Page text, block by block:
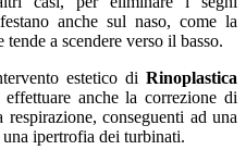
anche sul naso, come la
a scendere verso il basso.
estetico di Rinoplastica
anche la correzione di
conseguenti ad una
ipertrofia dei turbinati.